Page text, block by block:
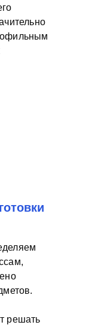
решать